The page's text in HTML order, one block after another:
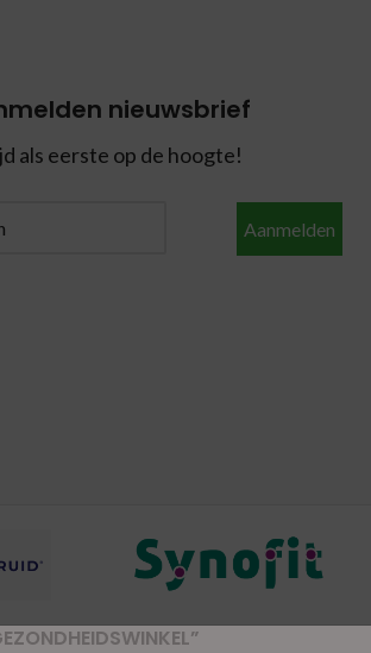
nieuwsbrief
als eerste op de hoogte!
Aanmelden